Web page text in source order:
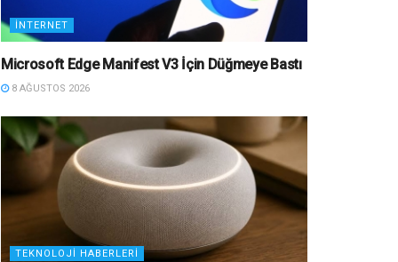
İNTERNET
Microsoft Edge Manifest V3 İçin Düğmeye Bastı
8 AĞUSTOS 2026
TEKNOLOJI HABERLERI